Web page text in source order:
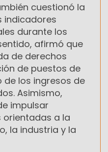
cuestionó la
indicadores
durante los
afirmó que
de derechos
de puestos de
los ingresos de
Asimismo,
impulsar
orientadas a la
la industria y la